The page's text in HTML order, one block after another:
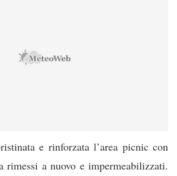
e rinforzata l’area picnic con
rimessi a nuovo e impermeabilizzati.